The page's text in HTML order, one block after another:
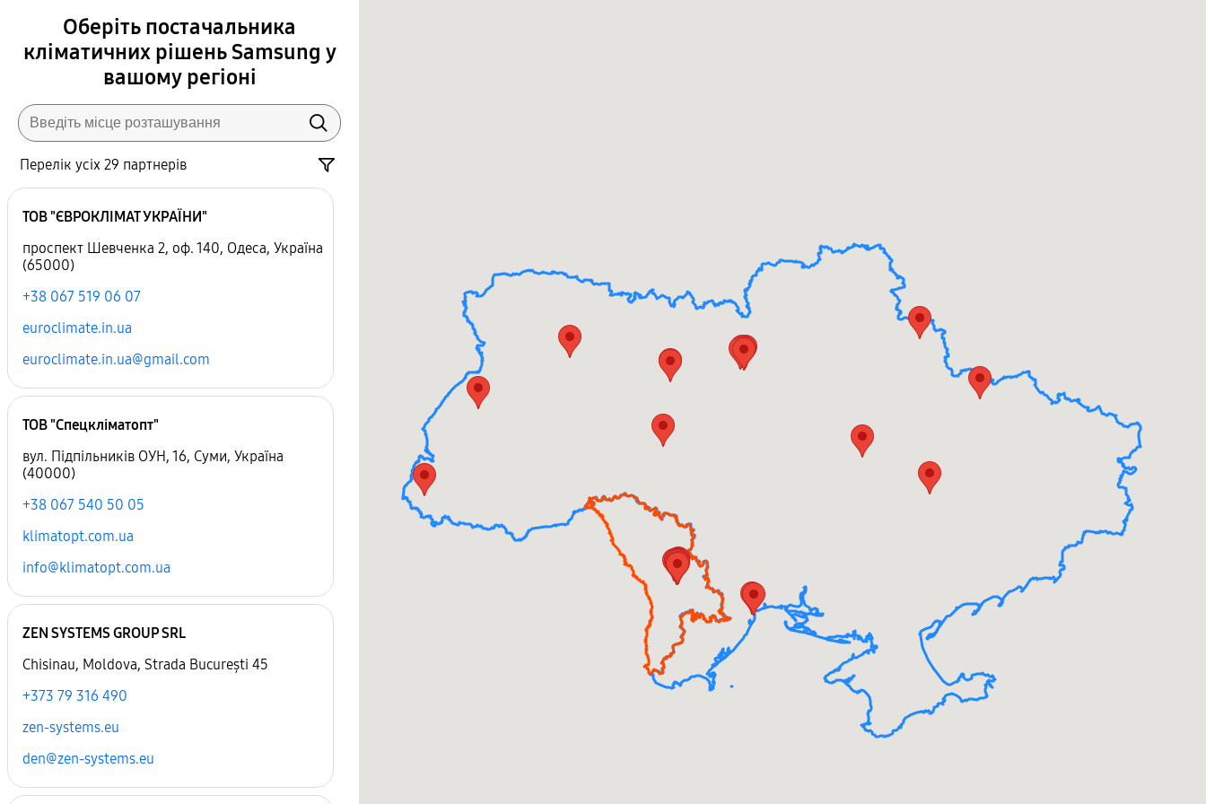
Оберіть постачальника
кліматичних рішень Samsung у
вашому регіоні
Перелік усіх 29 партнерів
ТОВ "ЄВРОКЛІМАТ УКРАЇНИ"
проспект Шевченка 2, оф. 140, Одеса, Україна
(65000)
+38 067 519 06 07
euroclimate.in.ua
euroclimate.in.ua@gmail.com
ТОВ "Спецкліматопт"
вул. Підпільників ОУН, 16, Суми, Україна
(40000)
+38 067 540 50 05
klimatopt.com.ua
info@klimatopt.com.ua
ZEN SYSTEMS GROUP SRL
Chisinau, Moldova, Strada București 45
+373 79 316 490
zen-systems.eu
den@zen-systems.eu